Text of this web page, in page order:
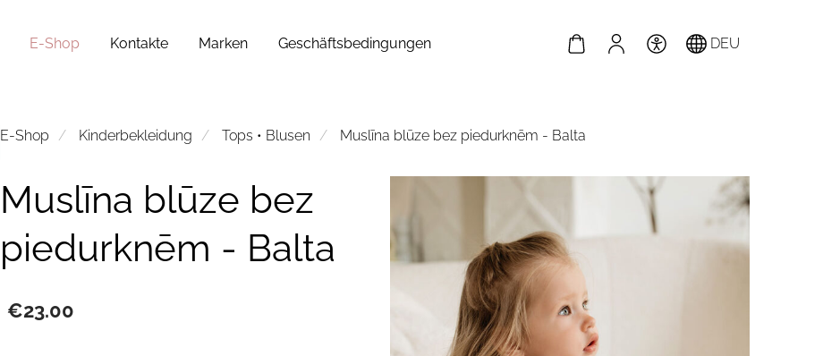
E-Shop Kontakte Marken Geschäftsbedingungen DEU
E-Shop Kinderbekleidung Tops • Blusen Muslīna blūze bez piedurknēm - Balta
Muslīna blūze bez
piedurknēm - Balta
€23.00